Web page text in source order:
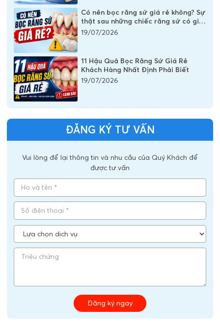
Có nên bọc răng sứ giá rẻ không? Sự
thật sau những chiếc răng sứ có giá
vài trăm nghìn
19/07/2026
11 Hậu Quả Bọc Răng Sứ Giá Rẻ
Khách Hàng Nhất Định Phải Biết
19/07/2026
ĐĂNG KÝ TƯ VẤN
Vui lòng để lại thông tin và nhu cầu của Quý Khách để
được tư vấn
Đăng ký ngay